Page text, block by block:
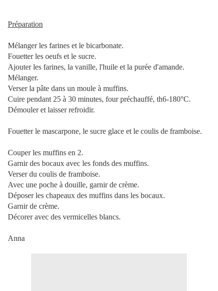
Préparation
Mélanger les farines et le bicarbonate.
Fouetter les oeufs et le sucre.
Ajouter les farines, la vanille, l'huile et la purée d'amande.
Mélanger.
Verser la pâte dans un moule à muffins.
Cuire pendant 25 à 30 minutes, four préchauffé, th6-180°C.
Démouler et laisser refroidir.
Fouetter le mascarpone, le sucre glace et le coulis de framboise.
Couper les muffins en 2.
Garnir des bocaux avec les fonds des muffins.
Verser du coulis de framboise.
Avec une poche à douille, garnir de crème.
Déposer les chapeaux des muffins dans les bocaux.
Garnir de crème.
Décorer avec des vermicelles blancs.
Anna